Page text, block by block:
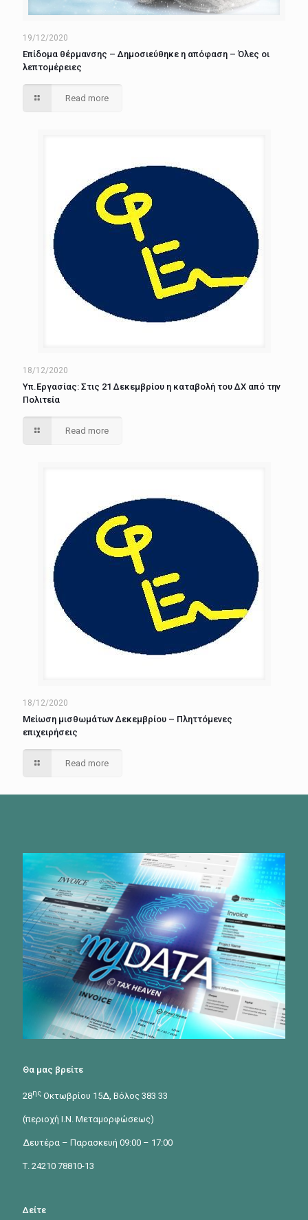
19/12/2020
Επίδομα θέρμανσης – Δημοσιεύθηκε η απόφαση – Όλες οι
λεπτομέρειες
Read more
18/12/2020
Υπ.Εργασίας: Στις 21 Δεκεμβρίου η καταβολή του ΔΧ από την
Πολιτεία
Read more
18/12/2020
Μείωση μισθωμάτων Δεκεμβρίου – Πληττόμενες
επιχειρήσεις
Read more
Θα μας βρείτε
28ης Οκτωβρίου 15Δ, Βόλος 383 33
(περιοχή Ι.Ν. Μεταμορφώσεως)
Δευτέρα – Παρασκευή 09:00 – 17:00
Τ. 24210 78810-13
Δείτε